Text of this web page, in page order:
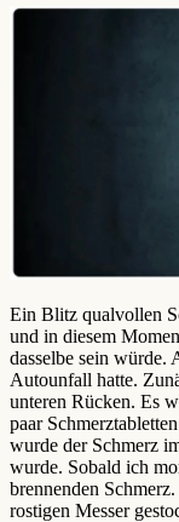
Ein Blitz qualvollen
und in diesem
dasselbe sein würde.
Autounfall hatte.
unteren Rücken. Es
paar
wurde der Schmerz
wurde. Sobald ich
brennenden
rostigen Messer